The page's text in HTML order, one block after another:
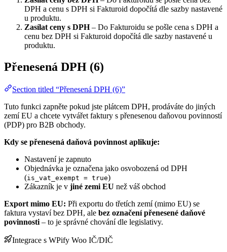
DPH a cenu s DPH si Fakturoid dopočítá dle sazby nastavené
u produktu.
Zasílat ceny s DPH– Do Fakturoidu se pošle cena s DPH a
cenu bez DPH si Fakturoid dopočítá dle sazby nastavené u
produktu.
Přenesená DPH (6)
Section titled “Přenesená DPH (6)”
Tuto funkci zapněte pokud jste plátcem DPH, prodáváte do jiných
zemí EU a chcete vytvářet faktury s přenesenou daňovou povinností
(PDP) pro B2B obchody.
Kdy se přenesená daňová povinnost aplikuje:
Nastavení je zapnuto
Objednávka je označena jako osvobozená od DPH
(is_vat_exempt = true)
Zákazník je v jiné zemi EU než váš obchod
Export mimo EU: Při exportu do třetích zemí (mimo EU) se
faktura vystaví bez DPH, ale bez označení přenesené daňové
povinnosti – to je správné chování dle legislativy.
Integrace s WPify Woo IČ/DIČ